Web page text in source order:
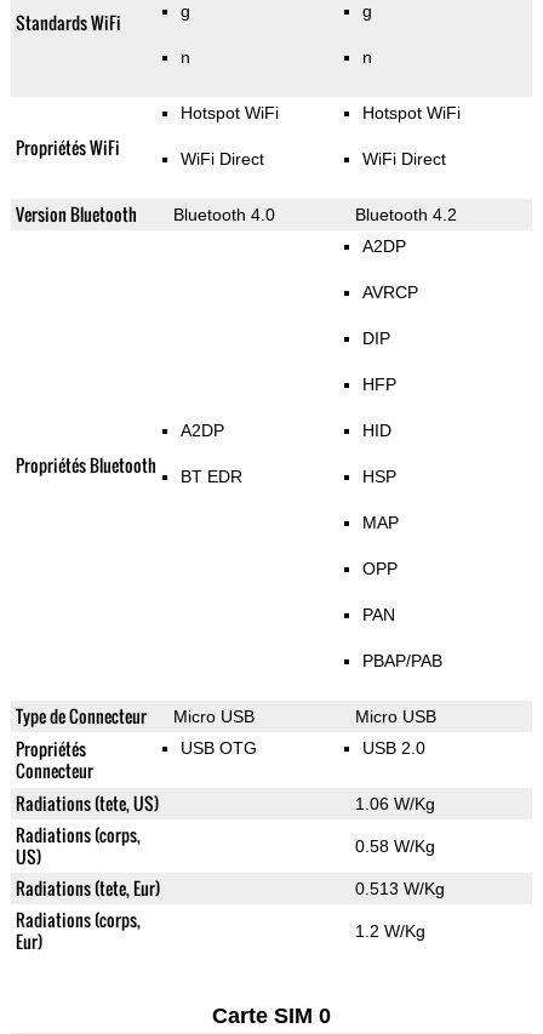
Standards WiFi g
n
g
n
Propriétés WiFi
Hotspot WiFi
WiFi Direct
Hotspot WiFi
WiFi Direct
Version Bluetooth Bluetooth 4.0 Bluetooth 4.2
Propriétés Bluetooth
A2DP
BT EDR
A2DP
AVRCP
DIP
HFP
HID
HSP
MAP
OPP
PAN
PBAP/PAB
Type de Connecteur Micro USB Micro USB
Propriétés
Connecteur
USB OTG USB 2.0
Radiations (tete, US) 1.06 W/Kg
Radiations (corps,
US)
0.58 W/Kg
Radiations (tete, Eur) 0.513 W/Kg
Radiations (corps,
Eur)
1.2 W/Kg
Carte SIM 0